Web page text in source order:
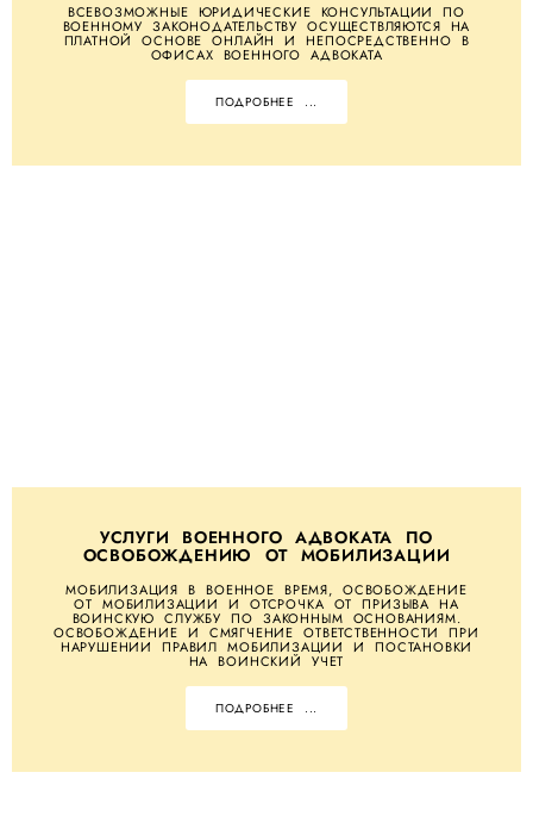
ВСЕВОЗМОЖНЫЕ ЮРИДИЧЕСКИЕ КОНСУЛЬТАЦИИ ПО
ВОЕННОМУ ЗАКОНОДАТЕЛЬСТВУ ОСУЩЕСТВЛЯЮТСЯ НА
ПЛАТНОЙ ОСНОВЕ ОНЛАЙН И НЕПОСРЕДСТВЕННО В
ОФИСАХ ВОЕННОГО АДВОКАТА
ПОДРОБНЕЕ ...
УСЛУГИ ВОЕННОГО АДВОКАТА ПО
ОСВОБОЖДЕНИЮ ОТ МОБИЛИЗАЦИИ
МОБИЛИЗАЦИЯ В ВОЕННОЕ ВРЕМЯ, ОСВОБОЖДЕНИЕ
ОТ МОБИЛИЗАЦИИ И ОТСРОЧКА ОТ ПРИЗЫВА НА
ВОИНСКУЮ СЛУЖБУ ПО ЗАКОННЫМ ОСНОВАНИЯМ.
ОСВОБОЖДЕНИЕ И СМЯГЧЕНИЕ ОТВЕТСТВЕННОСТИ ПРИ
НАРУШЕНИИ ПРАВИЛ МОБИЛИЗАЦИИ И ПОСТАНОВКИ
НА ВОИНСКИЙ УЧЕТ
ПОДРОБНЕЕ ...